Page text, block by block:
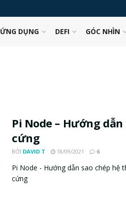
ỨNG DỤNG DEFI GÓC NHÌN
Pi Node – Hướng
cứng
BỞI DAVID T 18/09/2021 6
Pi Node - Hướng dẫn sao chép hệ
cứng